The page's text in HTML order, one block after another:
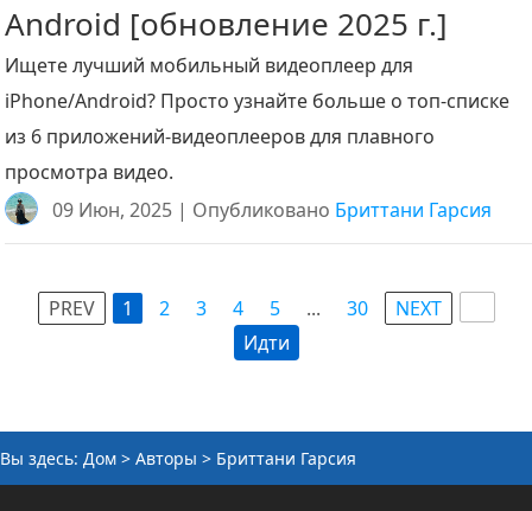
Android [обновление 2025 г.]
Ищете лучший мобильный видеоплеер для
iPhone/Android? Просто узнайте больше о топ-списке
из 6 приложений-видеоплееров для плавного
просмотра видео.
09 Июн, 2025 | Опубликовано Бриттани Гарсия
PREV 1 2 3 4 5 ... 30
NEXT
Идти
Вы здесь: Дом > Авторы > Бриттани Гарсия